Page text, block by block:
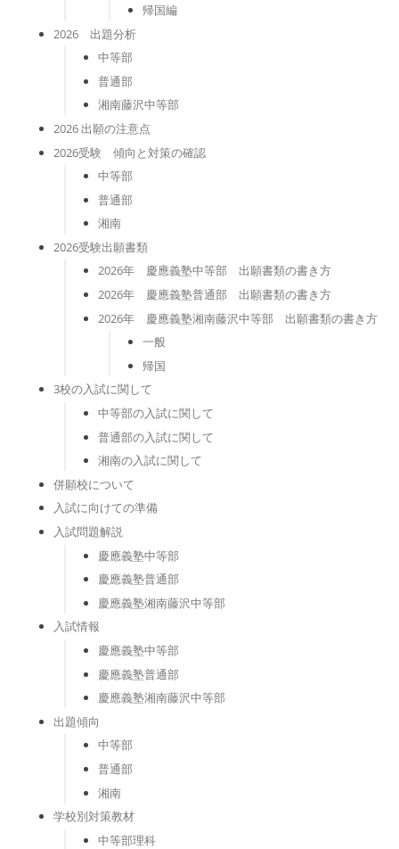
帰国編
2026 出題分析
中等部
普通部
湘南藤沢中等部
2026 出願の注意点
2026受験 傾向と対策の確認
中等部
普通部
湘南
2026受験出願書類
2026年 慶應義塾中等部 出願書類の書き方
2026年 慶應義塾普通部 出願書類の書き方
2026年 慶應義塾湘南藤沢中等部 出願書類の書き方
一般
帰国
3校の入試に関して
中等部の入試に関して
普通部の入試に関して
湘南の入試に関して
併願校について
入試に向けての準備
入試問題解説
慶應義塾中等部
慶應義塾普通部
慶應義塾湘南藤沢中等部
入試情報
慶應義塾中等部
慶應義塾普通部
慶應義塾湘南藤沢中等部
出題傾向
中等部
普通部
湘南
学校別対策教材
中等部理科